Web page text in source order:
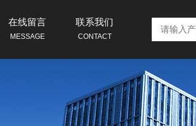
在线留言
MESSAGE
联系我们
CONTACT